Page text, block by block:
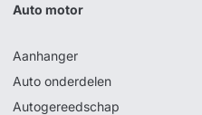
Auto motor
Aanhanger
Auto onderdelen
Autogereedschap